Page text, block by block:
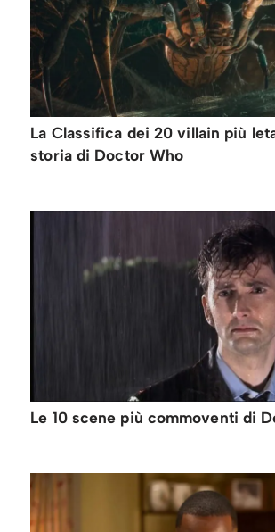
La Classifica dei 20 villain più
storia di Doctor Who
Le 10 scene più commoventi di